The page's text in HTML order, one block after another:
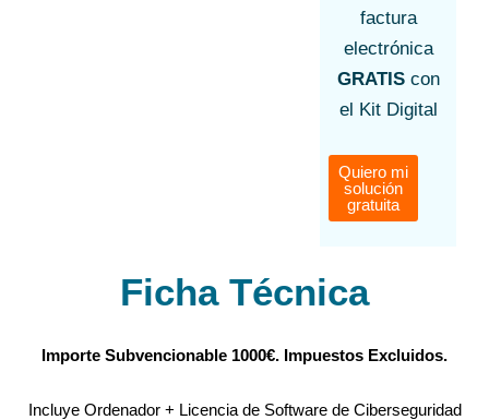
factura
electrónica
GRATIScon
el Kit Digital
Quiero mi
solución
gratuita
Ficha Técnica
Importe Subvencionable 1000€. Impuestos Excluidos.
Incluye Ordenador + Licencia de Software de Ciberseguridad